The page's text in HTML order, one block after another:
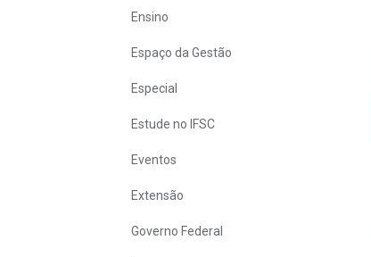
Ensino
Espaço da Gestão
Especial
Estude no IFSC
Eventos
Extensão
Governo Federal